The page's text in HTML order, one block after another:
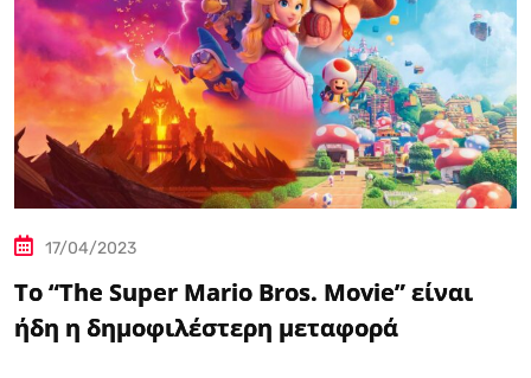
17/04/2023
Το “The Super Mario Bros. Movie” είναι
ήδη η δημοφιλέστερη μεταφορά